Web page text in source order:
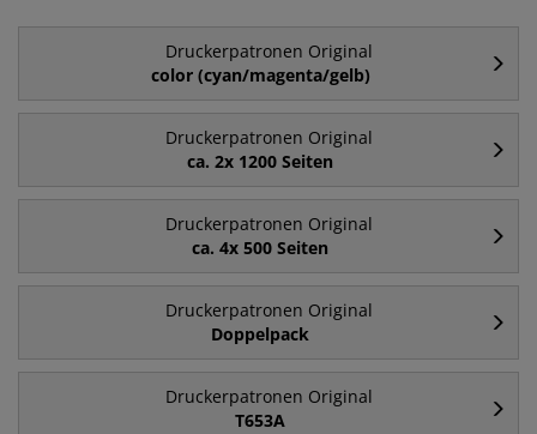
Druckerpatronen Original
color (cyan/magenta/gelb)
Druckerpatronen Original
ca. 2x 1200 Seiten
Druckerpatronen Original
ca. 4x 500 Seiten
Druckerpatronen Original
Doppelpack
Druckerpatronen Original
T653A